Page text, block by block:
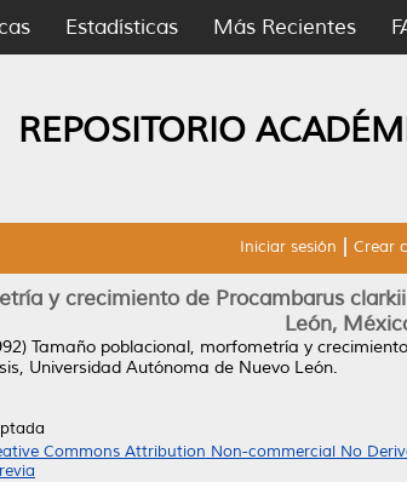
Estadísticas Más Recientes
REPOSITORIO
Iniciar sesión Crear
y crecimiento de Procambarus
León,
Tamaño poblacional, morfometría y
Universidad Autónoma de Nuevo León.
Commons Attribution Non-commercial No